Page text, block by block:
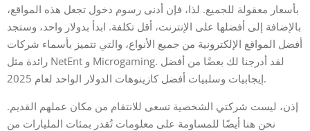
بأسعار معقولة للجميع. لذا، فإن أدنى رسوم دخول تجعل هذه المواقع،
بالإضافة إلى أفضلها على الإنترنت، أقل تكلفة. ابدأ بدولار واحد، وستجد
أفضل المواقع الإلكترونية من جميع الأنواع، والتي تتميز بأسماء شركات
رائدة مثل NetEnt و Microgaming. لقد أدرجنا لك بعضًا من أفضل
إيجابيات وسلبيات أفضل كازينوهات الدولار الواحد لعام 2025.
إذن، ليست شركتي الشخصية تسعى للانتقام من مكان عملهم القديم.
نحن هنا أيضًا للمساومة على معلومات تُقدر بمئات المليارات من